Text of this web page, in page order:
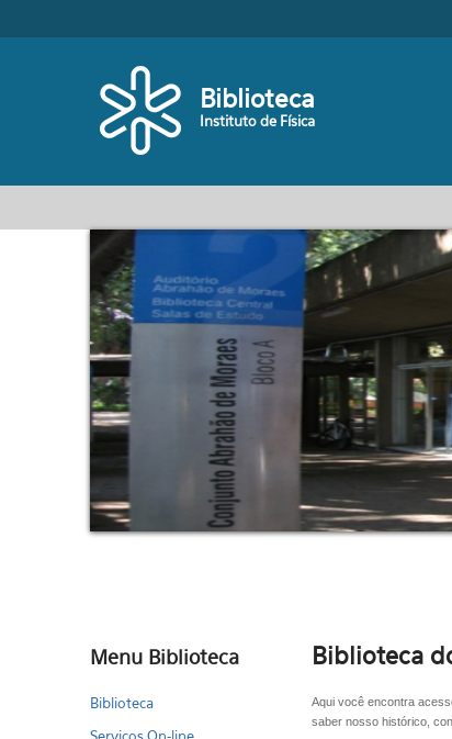
Biblioteca
Instituto de Física
Menu Biblioteca
Biblioteca
Biblioteca
Aqui você encontra
saber nosso histórico,